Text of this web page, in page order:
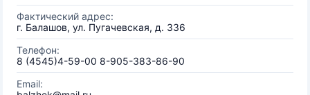
Фактический адрес:
г. Балашов, ул. Пугачевская, д. 336
Телефон:
8 (4545)4-59-00 8-905-383-86-90
Email: